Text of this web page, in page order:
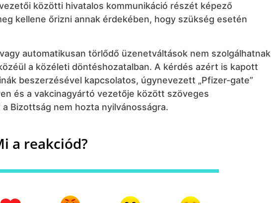
közötti hivatalos kommunikáció részét képező
kellene őrizni annak érdekében, hogy szükség esetén
automatikusan törlődő üzenetváltások nem szolgálhatnak
a közéleti döntéshozatalban. A kérdés azért is kapott
beszerzésével kapcsolatos, úgynevezett „Pfizer-gate”
és a vakcinagyártó vezetője között szöveges
Bizottság nem hozta nyilvánosságra.
a reakciód?